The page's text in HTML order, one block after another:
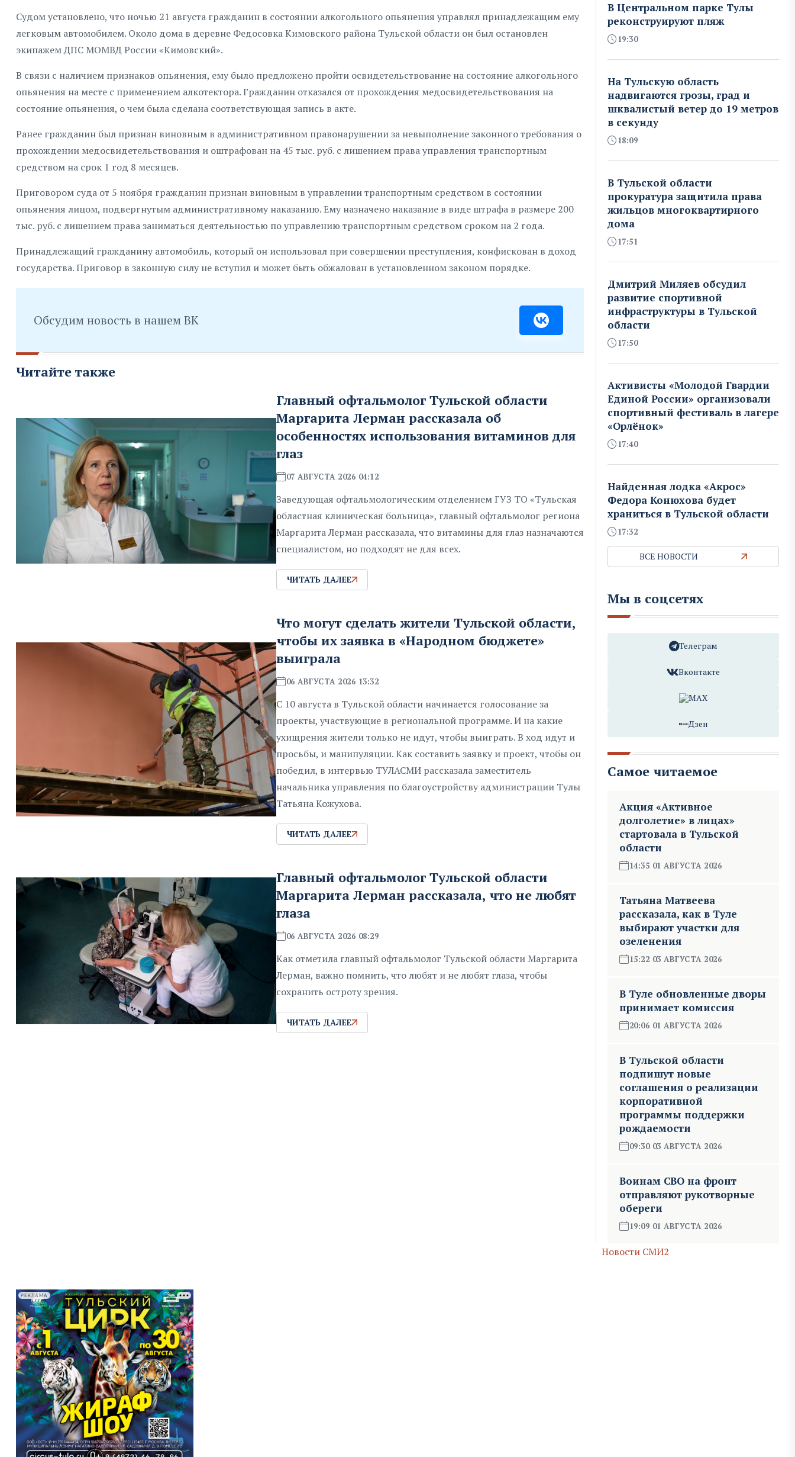
Судом установлено, что ночью 21 августа гражданин в состоянии алкогольного опьянения управлял принадлежащим ему
легковым автомобилем. Около дома в деревне Федосовка Кимовского района Тульской области он был остановлен
экипажем ДПС МОМВД России «Кимовский».
В связи с наличием признаков опьянения, ему было предложено пройти освидетельствование на состояние алкогольного
опьянения на месте с применением алкотектора. Гражданин отказался от прохождения медосвидетельствования на
состояние опьянения, о чем была сделана соответствующая запись в акте.
Ранее гражданин был признан виновным в административном правонарушении за невыполнение законного требования о
прохождении медосвидетельствования и оштрафован на 45 тыс. руб. с лишением права управления транспортным
средством на срок 1 год 8 месяцев.
Приговором суда от 5 ноября гражданин признан виновным в управлении транспортным средством в состоянии
опьянения лицом, подвергнутым административному наказанию. Ему назначено наказание в виде штрафа в размере 200
тыс. руб. с лишением права заниматься деятельностью по управлению транспортным средством сроком на 2 года.
Принадлежащий гражданину автомобиль, который он использовал при совершении преступления, конфискован в доход
государства. Приговор в законную силу не вступил и может быть обжалован в установленном законом порядке.
Обсудим новость в нашем ВК
Читайте также
Главный офтальмолог Тульской области
Маргарита Лерман рассказала об
особенностях использования витаминов для
глаз
07 АВГУСТА 2026 04:12
Заведующая офтальмологическим отделением ГУЗ ТО «Тульская
областная клиническая больница», главный офтальмолог региона
Маргарита Лерман рассказала, что витамины для глаз назначаются
специалистом, но подходят не для всех.
ЧИТАТЬ ДАЛЕЕ
Что могут сделать жители Тульской области,
чтобы их заявка в «Народном бюджете»
выиграла
06 АВГУСТА 2026 13:32
С 10 августа в Тульской области начинается голосование за
проекты, участвующие в региональной программе. И на какие
ухищрения жители только не идут, чтобы выиграть. В ход идут и
просьбы, и манипуляции. Как составить заявку и проект, чтобы он
победил, в интервью ТУЛАСМИ рассказала заместитель
начальника управления по благоустройству администрации Тулы
Татьяна Кожухова.
ЧИТАТЬ ДАЛЕЕ
Главный офтальмолог Тульской области
Маргарита Лерман рассказала, что не любят
глаза
06 АВГУСТА 2026 08:29
Как отметила главный офтальмолог Тульской области Маргарита
Лерман, важно помнить, что любят и не любят глаза, чтобы
сохранить остроту зрения.
ЧИТАТЬ ДАЛЕЕ
В Центральном парке Тулы
реконструируют пляж
19:30
На Тульскую область
надвигаются грозы, град и
шквалистый ветер до 19 метров
в секунду
18:09
В Тульской области
прокуратура защитила права
жильцов многоквартирного
дома
17:51
Дмитрий Миляев обсудил
развитие спортивной
инфраструктуры в Тульской
области
17:50
Активисты «Молодой Гвардии
Единой России» организовали
спортивный фестиваль в лагере
«Орлёнок»
17:40
Найденная лодка «Акрос»
Федора Конюхова будет
храниться в Тульской области
17:32
ВСЕ НОВОСТИ
Мы в соцсетях
Телеграм
Вконтакте
MAX
Дзен
Самое читаемое
Акция «Активное
долголетие» в лицах»
стартовала в Тульской
области
14:35 01 АВГУСТА 2026
Татьяна Матвеева
рассказала, как в Туле
выбирают участки для
озеленения
15:22 03 АВГУСТА 2026
В Туле обновленные дворы
принимает комиссия
20:06 01 АВГУСТА 2026
В Тульской области
подпишут новые
соглашения о реализации
корпоративной
программы поддержки
рождаемости
09:30 03 АВГУСТА 2026
Воинам СВО на фронт
отправляют рукотворные
обереги
19:09 01 АВГУСТА 2026
Новости СМИ2
РЕКЛАМА